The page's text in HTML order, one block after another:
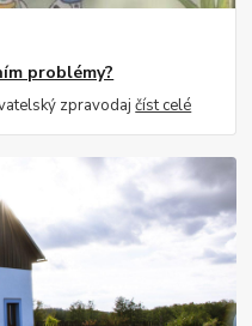
problémy?
zpravodajčíst celé